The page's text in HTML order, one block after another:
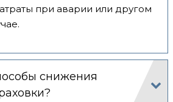
при аварии или другом
снижения